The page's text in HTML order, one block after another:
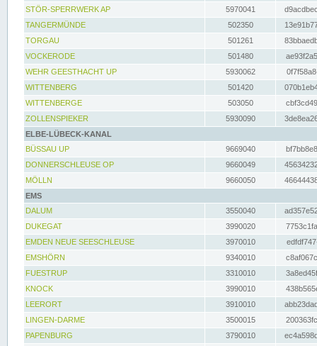
STÖR-SPERRWERK AP 5970041
TANGERMÜNDE
502350
TORGAU
501261
VOCKERODE
501480
WEHR GEESTHACHT UP
5930062
WITTENBERG
501420
WITTENBERGE
503050
ZOLLENSPIEKER
5930090
ELBE-LÜBECK-KANAL
BÜSSAU UP
9669040
DONNERSCHLEUSE OP
9660049
MÖLLN
9660050
EMS
DALUM
3550040
DUKEGAT
3990020
EMDEN NEUE SEESCHLEUSE
3970010
EMSHÖRN
9340010
FUESTRUP
3310010
KNOCK
3990010
LEERORT
3910010
LINGEN-DARME
3500015
PAPENBURG
3790010